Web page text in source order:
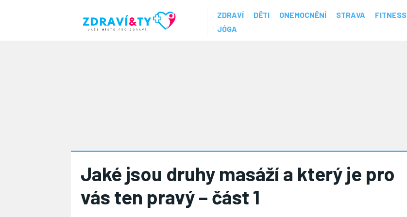
ZDRAVÍ DĚTI ONEMOCNĚNÍ STRAVA FITNESS
JÓGA
Jaké jsou druhy masáží a který je pro
vás ten pravý – část 1